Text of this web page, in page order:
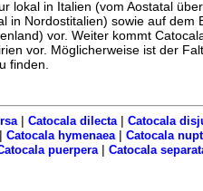
lokal in Italien (vom Aostatal
in Nordostitalien) sowie auf dem
vor. Weiter kommt
vor. Möglicherweise ist der
finden.
| Catocala dilecta| Catocala
Catocala hymenaea| Catocala
puerpera| Catocala